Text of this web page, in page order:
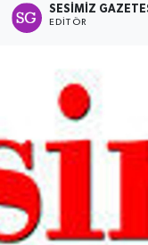
SESIMIZ
EDITÖR
Gündem
Magazin
Politika
Spor
Süper Lig
Tüm Manşetler
Son Dakika